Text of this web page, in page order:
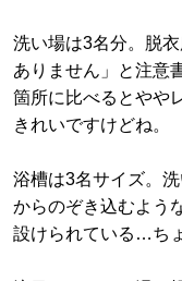
洗い場は3名分。脱
ありません」と注意
箇所に比べるとやや
きれいですけどね。
浴槽は3名サイズ。
からのぞき込むよう
設けられている…ち